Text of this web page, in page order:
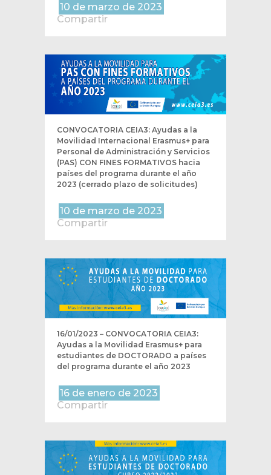
10 de marzo de 2023
Compartir
CONVOCATORIA CEIA3: Ayudas a la
Movilidad Internacional Erasmus+ para
Personal de Administración y Servicios
(PAS) CON FINES FORMATIVOS hacia
países del programa durante el año
2023 (cerrado plazo de solicitudes)
10 de marzo de 2023
Compartir
16/01/2023 – CONVOCATORIA CEIA3:
Ayudas a la Movilidad Erasmus+ para
estudiantes de DOCTORADO a países
del programa durante el año 2023
16 de enero de 2023
Compartir